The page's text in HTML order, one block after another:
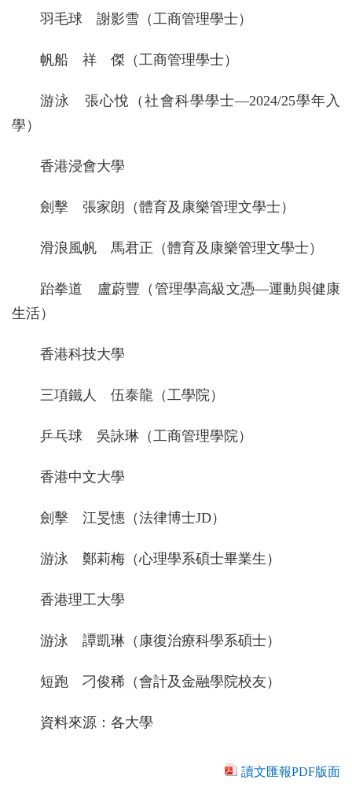
羽毛球 謝影雪（工商管理學士）
帆船 祥 傑（工商管理學士）
游泳 張心悅（社會科學學士—2024/25學年入
學）
香港浸會大學
劍擊 張家朗（體育及康樂管理文學士）
滑浪風帆 馬君正（體育及康樂管理文學士）
跆拳道 盧蔚豐（管理學高級文憑—運動與健康
生活）
香港科技大學
三項鐵人 伍泰龍（工學院）
乒乓球 吳詠琳（工商管理學院）
香港中文大學
劍擊 江旻憓（法律博士JD）
游泳 鄭莉梅（心理學系碩士畢業生）
香港理工大學
游泳 譚凱琳（康復治療科學系碩士）
短跑 刁俊稀（會計及金融學院校友）
資料來源：各大學
讀文匯報PDF版面